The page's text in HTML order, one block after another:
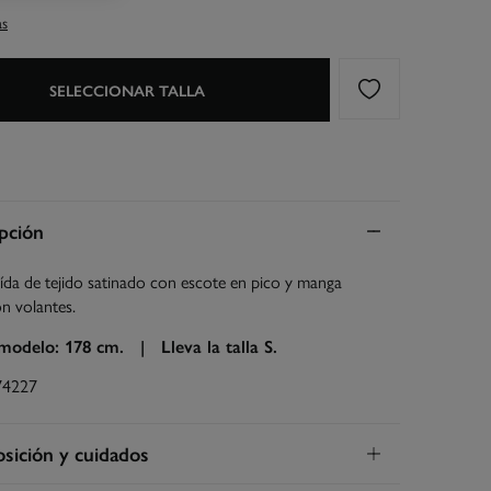
SELECCIONAR TALLA
de tejido satinado con escote en pico y manga
volantes.
178 cm. | Lleva la talla S.
y cuidados